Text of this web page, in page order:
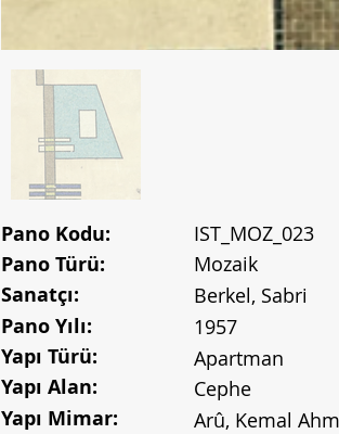
Pano Kodu:
Pano Türü:
Sanatçı:
Pano Yılı:
Yapı Türü:
Yapı Alan:
Yapı Mimar:
IST_MOZ_023
Mozaik
Berkel, Sabri
1957
Apartman
Cephe
Arû, Kemal